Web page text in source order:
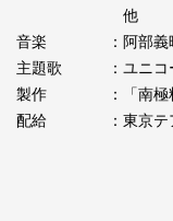
他
音楽
：阿部義
主題歌
：ユニ
製作
：「南
配給
：東京